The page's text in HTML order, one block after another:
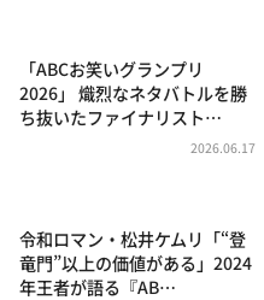
「ABCお笑いグランプリ
2026」 熾烈なネタバトルを勝
ち抜いたファイナリスト…
2026.06.17
令和ロマン・松井ケムリ「“登
竜門”以上の価値がある」2024
年王者が語る『AB…